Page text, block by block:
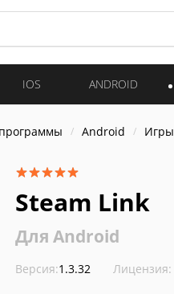
IOS ANDROID
Android Игры
Steam Link
Для Android
Версия:1.3.32 Лицензия: